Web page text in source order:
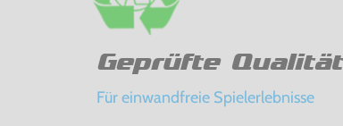
Geprüfte Qualität
Für einwandfreie Spielerlebnisse